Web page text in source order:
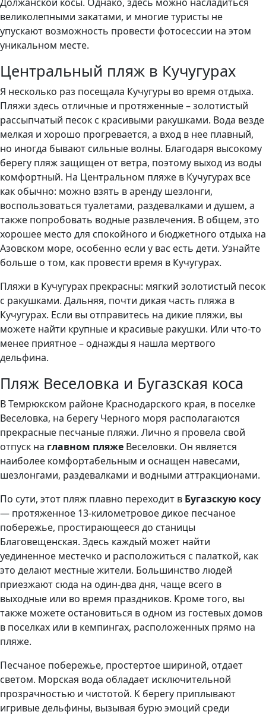
великолепными закатами, и многие туристы не
упускают возможность провести фотосессии на этом
уникальном месте.
Центральный пляж в Кучугурах
Я несколько раз посещала Кучугуры во время отдыха.
Пляжи здесь отличные и протяженные – золотистый
рассыпчатый песок с красивыми ракушками. Вода везде
мелкая и хорошо прогревается, а вход в нее плавный,
но иногда бывают сильные волны. Благодаря высокому
берегу пляж защищен от ветра, поэтому выход из воды
комфортный. На Центральном пляже в Кучугурах все
как обычно: можно взять в аренду шезлонги,
воспользоваться туалетами, раздевалками и душем, а
также попробовать водные развлечения. В общем, это
хорошее место для спокойного и бюджетного отдыха на
Азовском море, особенно если у вас есть дети. Узнайте
больше о том, как провести время в Кучугурах.
Пляжи в Кучугурах прекрасны: мягкий золотистый песок
с ракушками. Дальняя, почти дикая часть пляжа в
Кучугурах. Если вы отправитесь на дикие пляжи, вы
можете найти крупные и красивые ракушки. Или что-то
менее приятное – однажды я нашла мертвого
дельфина.
Пляж Веселовка и Бугазская коса
В Темрюкском районе Краснодарского края, в поселке
Веселовка, на берегу Черного моря располагаются
прекрасные песчаные пляжи. Лично я провела свой
отпуск на главном пляже Веселовки. Он является
наиболее комфортабельным и оснащен навесами,
шезлонгами, раздевалками и водными аттракционами.
По сути, этот пляж плавно переходит в Бугазскую косу
— протяженное 13-километровое дикое песчаное
побережье, простирающееся до станицы
Благовещенская. Здесь каждый может найти
уединенное местечко и расположиться с палаткой, как
это делают местные жители. Большинство людей
приезжают сюда на один-два дня, чаще всего в
выходные или во время праздников. Кроме того, вы
также можете остановиться в одном из гостевых домов
в поселках или в кемпингах, расположенных прямо на
пляже.
Песчаное побережье, простертое шириной, отдает
светом. Морская вода обладает исключительной
прозрачностью и чистотой. К берегу приплывают
игривые дельфины, вызывая бурю эмоций среди